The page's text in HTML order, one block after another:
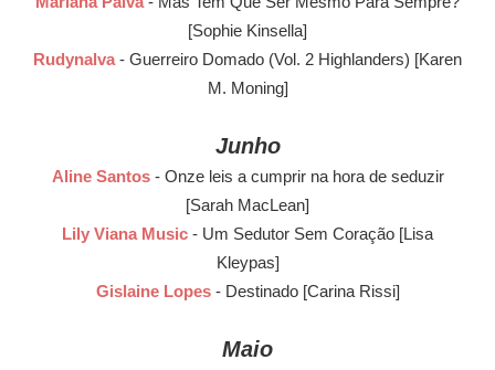
[Sophie Kinsella]
Rudynalva - Guerreiro Domado (Vol. 2 Highlanders) [Karen
M. Moning]
Junho
Aline Santos - Onze leis a cumprir na hora de seduzir
[Sarah MacLean]
Lily Viana Music - Um Sedutor Sem Coração [Lisa
Kleypas]
Gislaine Lopes - Destinado [Carina Rissi]
Maio